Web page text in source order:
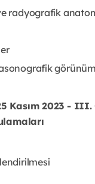
radyografik
Kasım 2023 -